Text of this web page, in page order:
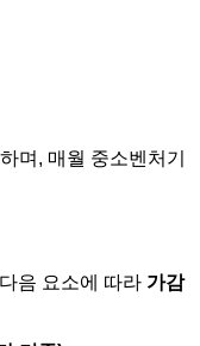
며, 매월 중소벤처기
음 요소에 따라 가감